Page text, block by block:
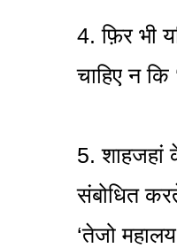
4. फ़िर भी
चाहिए न कि
5.
संबोधित
‘तेजो